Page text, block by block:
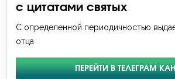
Воплощение
Воскресение
Воскресение Христово
с цитатами святых
С определенной периодичностью
отца
ПЕРЕЙТИ В ТЕЛЕГРАМ